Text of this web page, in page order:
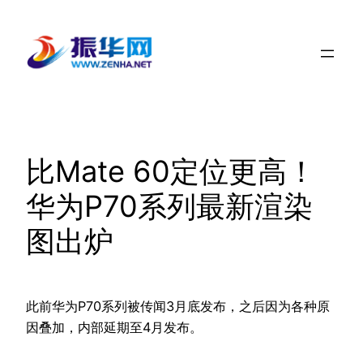
比Mate 60定位更高！
华为P70系列最新渲染
图出炉
此前华为P70系列被传闻3月底发布，之后因为各种原
因叠加，内部延期至4月发布。